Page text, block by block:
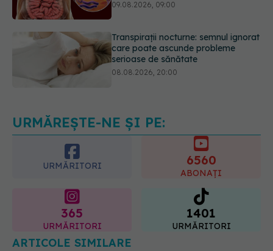
care poate ascunde probleme
08.08.2026, 20:00
Cum folosești uleiul esențial de
rozmarin pentru a opri căderea
URMĂREȘTE-NE ȘI PE:
URMĂRITORI 6560
ABONAȚI
365
URMĂRITORI
1401
URMĂRITORI
ARTICOLE SIMILARE